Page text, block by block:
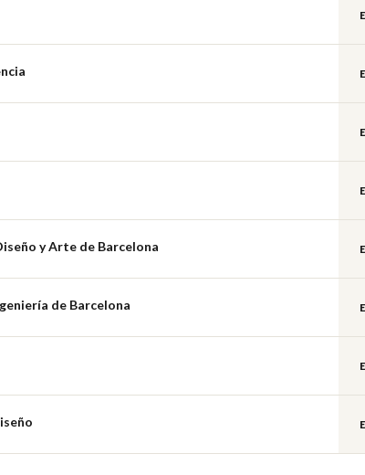
y Arte de Barcelona
de Barcelona